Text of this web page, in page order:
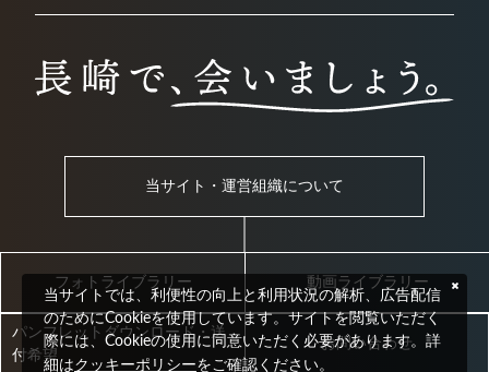
当サイト・運営組織について
フォトライブラリー 動画ライブラリー
パンフレットダウンロード・送
付希望
お問い合わせ
当サイトでは、利便性の向上と利用状況の解析、広告配信
のためにCookieを使用しています。サイトを閲覧いただく
際には、Cookieの使用に同意いただく必要があります。詳
細はクッキーポリシーをご確認ください。